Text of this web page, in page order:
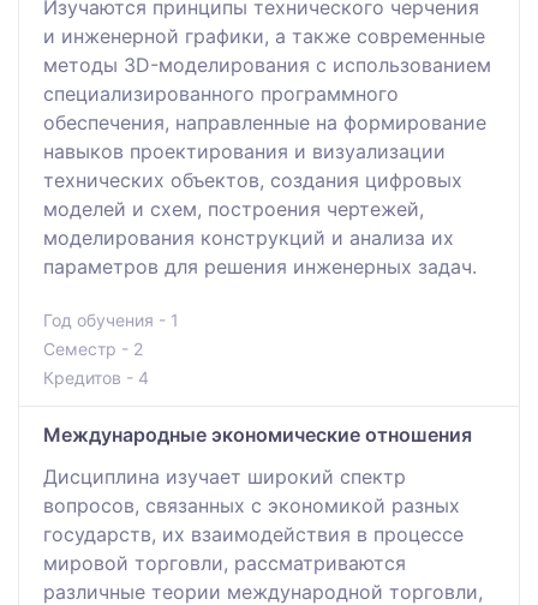
Изучаются принципы технического черчения
и инженерной графики, а также современные
методы 3D-моделирования с использованием
специализированного программного
обеспечения, направленные на формирование
навыков проектирования и визуализации
технических объектов, создания цифровых
моделей и схем, построения чертежей,
моделирования конструкций и анализа их
параметров для решения инженерных задач.
Год обучения - 1
Семестр - 2
Кредитов - 4
Международные экономические отношения
Дисциплина изучает широкий спектр
вопросов, связанных с экономикой разных
государств, их взаимодействия в процессе
мировой торговли, рассматриваются
различные теории международной торговли,